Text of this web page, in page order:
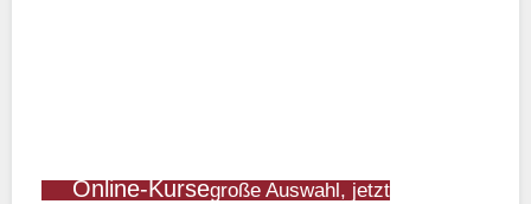
Online-Kursegroße Auswahl, jetzt